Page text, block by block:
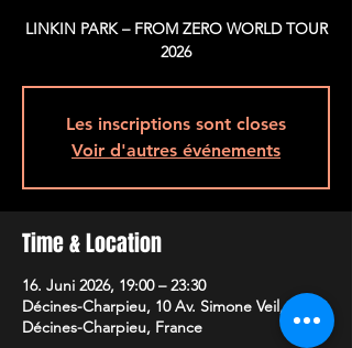
LINKIN PARK – FROM ZERO WORLD TOUR
2026
Les inscriptions sont closes
Voir d'autres événements
Time & Location
16. Juni 2026, 19:00 – 23:30
Décines-Charpieu, 10 Av. Simone Veil, 69150
Décines-Charpieu, France